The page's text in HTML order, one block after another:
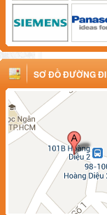
SƠ ĐỒ ĐƯỜNG ĐI